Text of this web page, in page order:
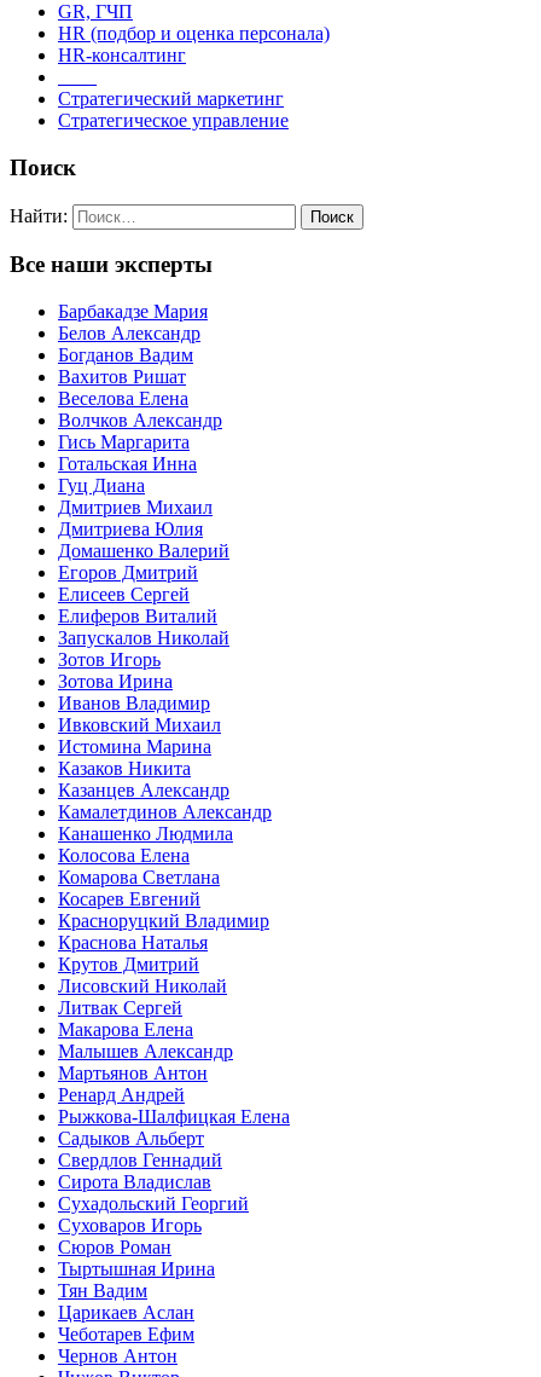
GR, ГЧП
HR (подбор и оценка персонала)
HR-консалтинг
Стратегический маркетинг
Стратегическое управление
Поиск
Найти:
Все наши эксперты
Барбакадзе Мария
Белов Александр
Богданов Вадим
Вахитов Ришат
Веселова Елена
Волчков Александр
Гись Маргарита
Готальская Инна
Гуц Диана
Дмитриев Михаил
Дмитриева Юлия
Домашенко Валерий
Егоров Дмитрий
Елисеев Сергей
Елиферов Виталий
Запускалов Николай
Зотов Игорь
Зотова Ирина
Иванов Владимир
Ивковский Михаил
Истомина Марина
Казаков Никита
Казанцев Александр
Камалетдинов Александр
Канашенко Людмила
Колосова Елена
Комарова Светлана
Косарев Евгений
Красноруцкий Владимир
Краснова Наталья
Крутов Дмитрий
Лисовский Николай
Литвак Сергей
Макарова Елена
Малышев Александр
Мартьянов Антон
Ренард Андрей
Рыжкова-Шалфицкая Елена
Садыков Альберт
Свердлов Геннадий
Сирота Владислав
Сухадольский Георгий
Суховаров Игорь
Сюров Роман
Тыртышная Ирина
Тян Вадим
Царикаев Аслан
Чеботарев Ефим
Чернов Антон